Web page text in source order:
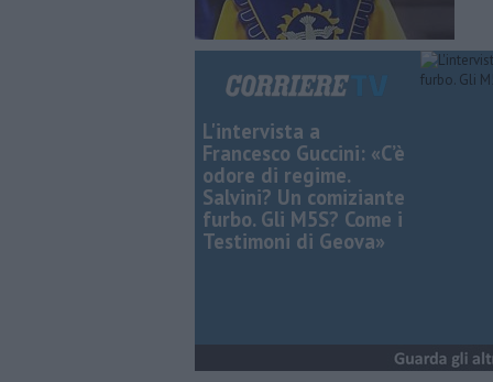
L'intervista a
Francesco Guccini: «C’è
odore di regime.
Salvini? Un comiziante
furbo. Gli M5S? Come i
Testimoni di Geova»